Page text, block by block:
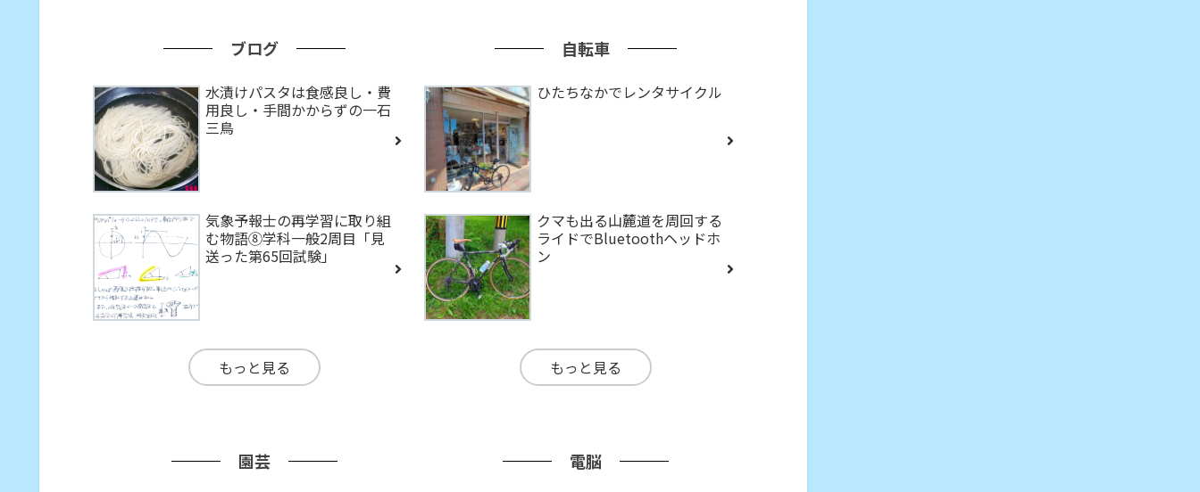
ブログ
水漬けパスタは食感良し・費
用良し・手間かからずの一石
三鳥
気象予報士の再学習に取り組
む物語⑧学科一般2周目「見
送った第65回試験」
もっと見る
自転車
ひたちなかでレンタサイクル
クマも出る山麓道を周回する
ライドでBluetoothヘッドホ
ン
もっと見る
園芸 電脳